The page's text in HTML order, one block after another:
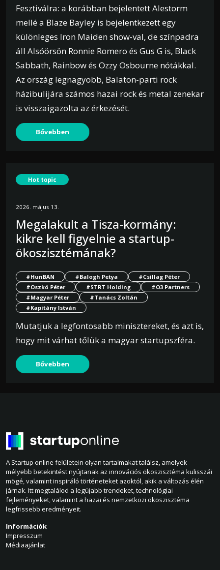
Fesztiválra: a korábban bejelentett Alestorm
mellé a Blaze Bayley is bejelentkezett egy
különleges Iron Maiden show-val, de színpadra
áll Alsóörsön Ronnie Romero és Gus G is, Black
Sabbath, Rainbow és Ozzy Osbourne nótákkal.
Az ország legnagyobb, Balaton-parti rock
házibulijára számos hazai rock és metal zenekar
is visszaigazolta az érkezését.
Bővebben
Hot topic
2026. május 13.
Megalakult a Tisza-kormány:
kikre kell figyelnie a startup-
ökoszisztémának?
#HunBAN #Balogh Petya
#Csillag Péter
#Oszkó Péter
#STRT Holding
#O3 Partners
#Magyar Péter
#Tanács Zoltán
#Kapitány István
Mutatjuk a legfontosabb minisztereket, és azt is,
hogy mit várhat tőlük a magyar startupszféra.
Bővebben
A Startup online felületein olyan tartalmakat találsz, amelyek
mélyebb betekintést nyújtanak az innovációs ökoszisztéma kulisszái
mögé, valamint inspiráló történeteket azoktól, akik a változás élén
járnak. Itt megtalálod a legújabb trendeket, technológiai
fejleményeket, valamint a hazai és nemzetközi ökoszisztéma
legfrissebb eredményeit.
Információk
Impresszum
Médiaajánlat